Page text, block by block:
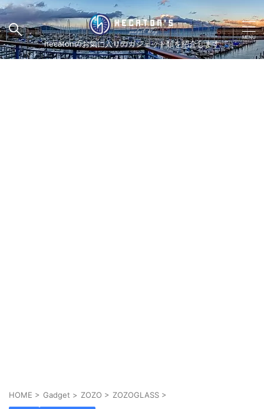
hecatonのお気に入りのガジェット類を紹介します
HOME > Gadget > ZOZO > ZOZOGLASS >